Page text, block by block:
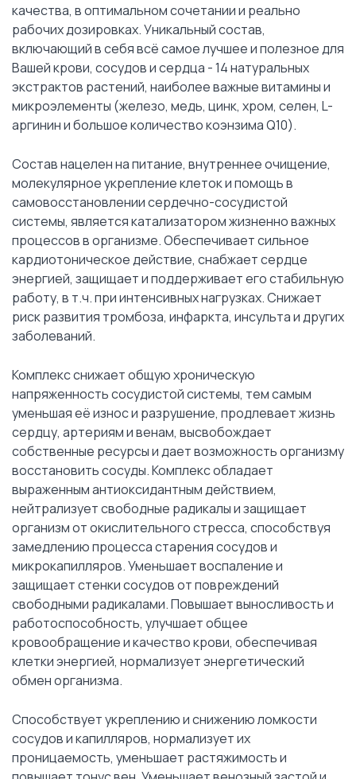
качества, в оптимальном сочетании и реально
рабочих дозировках. Уникальный состав,
включающий в себя всё самое лучшее и полезное для
Вашей крови, сосудов и сердца - 14 натуральных
экстрактов растений, наиболее важные витамины и
микроэлементы (железо, медь, цинк, хром, селен, L-
аргинин и большое количество коэнзима Q10).
Состав нацелен на питание, внутреннее очищение,
молекулярное укрепление клеток и помощь в
самовосстановлении сердечно-сосудистой
системы, является катализатором жизненно важных
процессов в организме. Обеспечивает сильное
кардиотоническое действие, снабжает сердце
энергией, защищает и поддерживает его стабильную
работу, в т.ч. при интенсивных нагрузках. Снижает
риск развития тромбоза, инфаркта, инсульта и других
заболеваний.
Комплекс снижает общую хроническую
напряженность сосудистой системы, тем самым
уменьшая её износ и разрушение, продлевает жизнь
сердцу, артериям и венам, высвобождает
собственные ресурсы и дает возможность организму
восстановить сосуды. Комплекс обладает
выраженным антиоксидантным действием,
нейтрализует свободные радикалы и защищает
организм от окислительного стресса, способствуя
замедлению процесса старения сосудов и
микрокапилляров. Уменьшает воспаление и
защищает стенки сосудов от повреждений
свободными радикалами. Повышает выносливость и
работоспособность, улучшает общее
кровообращение и качество крови, обеспечивая
клетки энергией, нормализует энергетический
обмен организма.
Способствует укреплению и снижению ломкости
сосудов и капилляров, нормализует их
проницаемость, уменьшает растяжимость и